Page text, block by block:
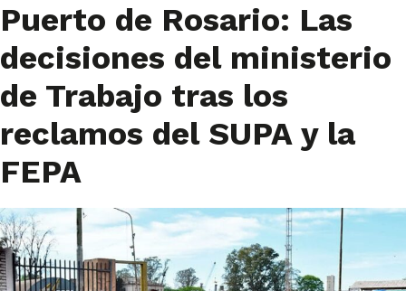
Puerto de Rosario: Las
decisiones del ministerio
de Trabajo tras los
reclamos del SUPA y la
FEPA